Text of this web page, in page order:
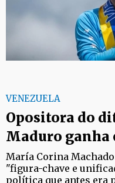
VENEZUELA
Opositora do
Maduro ganha
María Corina
"figura-chave e
política que antes era